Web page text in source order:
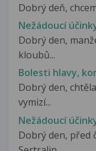
Dobrý deň,
Nežádoucí
Dobrý den,
kloubů...
Bolesti hlavy,
Dobrý den,
vymizí...
Nežádoucí
Dobrý den, před